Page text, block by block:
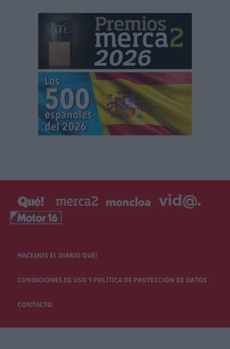
HACEMOS EL DIARIO QUÉ!
CONDICIONES DE USO Y POLÍTICA DE PROTECCIÓN DE DATOS
CONTACTO